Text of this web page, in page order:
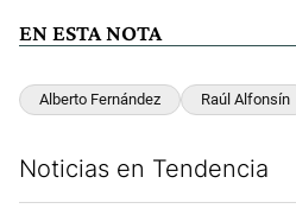
EN ESTA NOTA
Alberto Fernández Raúl Alfonsín
Noticias en Tendencia